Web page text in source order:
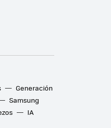
Generación
Samsung
IA